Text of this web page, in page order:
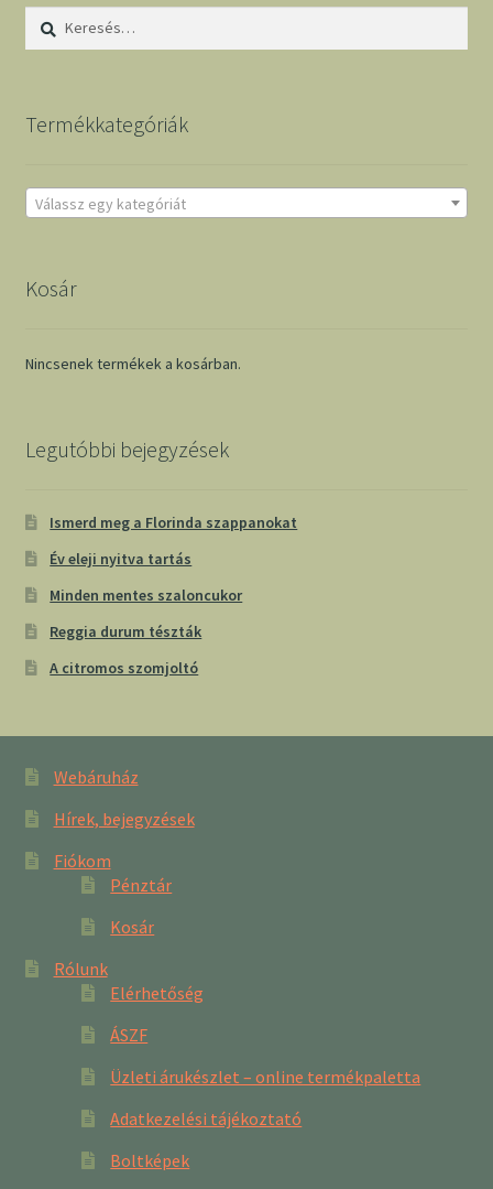
Keresés:
Termékkategóriák
Válassz egy kategóriát
Kosár
Nincsenek termékek a kosárban.
Legutóbbi bejegyzések
Ismerd meg a Florinda szappanokat
Év eleji nyitva tartás
Minden mentes szaloncukor
Reggia durum tészták
A citromos szomjoltó
Webáruház
Hírek, bejegyzések
Fiókom
Pénztár
Kosár
Rólunk
Elérhetőség
ÁSZF
Üzleti árukészlet – online termékpaletta
Adatkezelési tájékoztató
Boltképek